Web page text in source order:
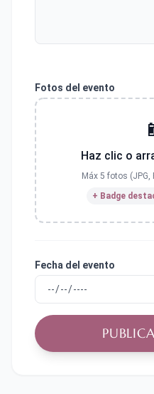
Fotos del evento
Haz clic o
Máx 5 fotos (JPG,
+ Badge
Fecha del evento